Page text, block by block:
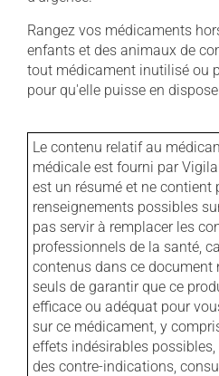
Rangez vos médicaments
enfants et des animaux de
tout médicament inutilisé ou
pour qu'elle puisse en
Le contenu relatif au
médicale est fourni par
est un résumé et ne contient
renseignements possibles
pas servir à remplacer les
professionnels de la santé,
contenus dans ce document
seuls de garantir que ce
efficace ou adéquat pour
sur ce médicament, y
effets indésirables
des contre-indications,